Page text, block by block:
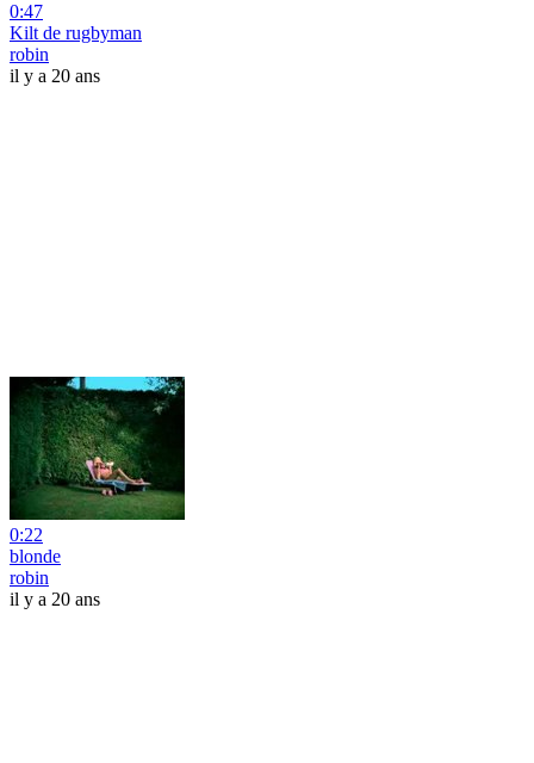
0:47
Kilt de rugbyman
robin
il y a 20 ans
0:22
blonde
robin
il y a 20 ans